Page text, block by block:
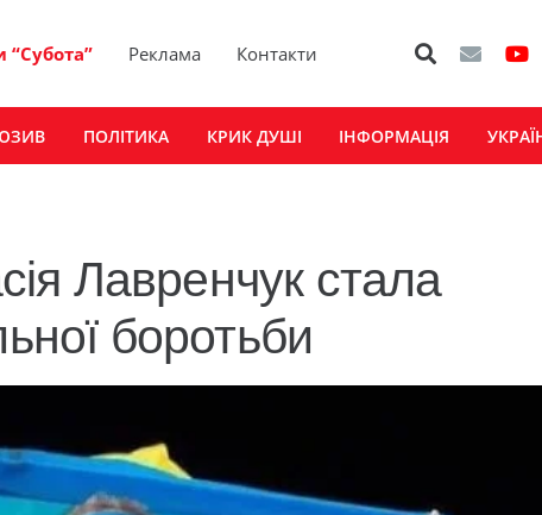
“Субота” Реклама Контакти
ПОЛІТИКА КРИК ДУШІ ІНФОРМАЦІЯ
Лавренчук стала
боротьби